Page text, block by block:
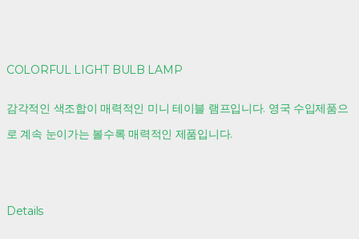
COLORFUL LIGHT BULB LAMP
감각적인 색조합이 매력적인 미니 테이블 램프입니다. 영국 수입제품으
로 계속 눈이가는 볼수록 매력적인 제품입니다.
Details